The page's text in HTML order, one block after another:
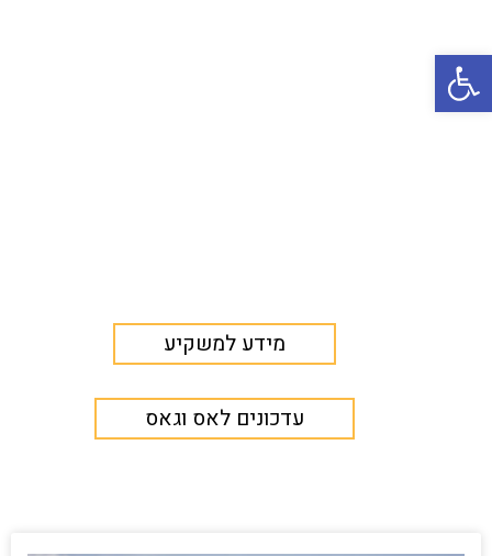
פתח סרגל נגישות
מידע למשקיע
עדכונים לאס וגאס